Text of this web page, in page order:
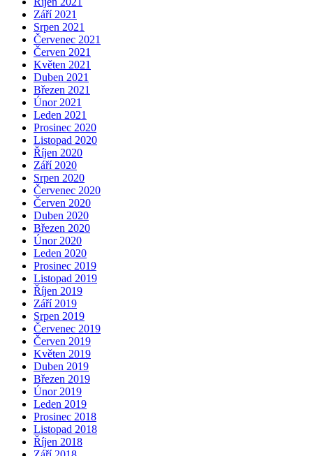
Září 2021
Srpen 2021
Červenec 2021
Červen 2021
Květen 2021
Duben 2021
Březen 2021
Únor 2021
Leden 2021
Prosinec 2020
Listopad 2020
Říjen 2020
Září 2020
Srpen 2020
Červenec 2020
Červen 2020
Duben 2020
Březen 2020
Únor 2020
Leden 2020
Prosinec 2019
Listopad 2019
Říjen 2019
Září 2019
Srpen 2019
Červenec 2019
Červen 2019
Květen 2019
Duben 2019
Březen 2019
Únor 2019
Leden 2019
Prosinec 2018
Listopad 2018
Říjen 2018